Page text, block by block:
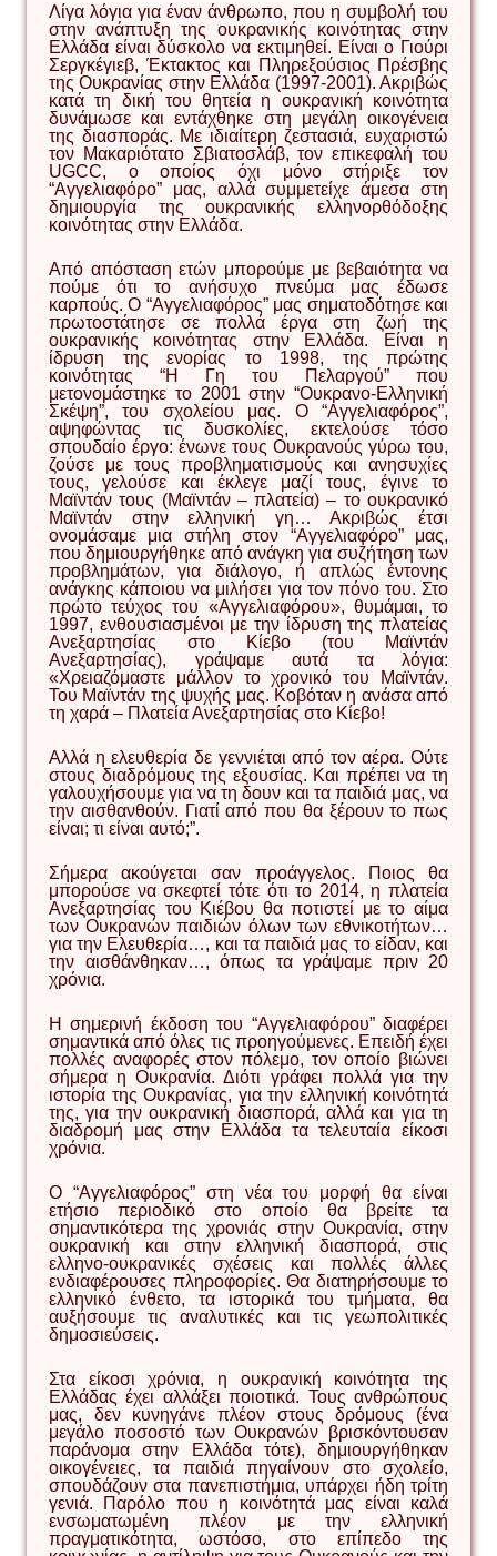
Λίγα λόγια για έναν άνθρωπο, που η συμβολή του
στην ανάπτυξη της ουκρανικής κοινότητας στην
Ελλάδα είναι δύσκολο να εκτιμηθεί. Είναι ο Γιούρι
Σεργκέγιεβ, Έκτακτος και Πληρεξούσιος Πρέσβης
της Ουκρανίας στην Ελλάδα (1997-2001). Ακριβώς
κατά τη δική του θητεία η ουκρανική κοινότητα
δυνάμωσε και εντάχθηκε στη μεγάλη οικογένεια
της διασποράς. Με ιδιαίτερη ζεστασιά, ευχαριστώ
τον Μακαριότατο Σβιατοσλάβ, τον επικεφαλή του
UGCC, ο οποίος όχι μόνο στήριξε τον
“Αγγελιαφόρο” μας, αλλά συμμετείχε άμεσα στη
δημιουργία της ουκρανικής ελληνορθόδοξης
κοινότητας στην Ελλάδα.
Από απόσταση ετών μπορούμε με βεβαιότητα να
πούμε ότι το ανήσυχο πνεύμα μας έδωσε
καρπούς. Ο “Αγγελιαφόρος” μας σηματοδότησε και
πρωτοστάτησε σε πολλά έργα στη ζωή της
ουκρανικής κοινότητας στην Ελλάδα. Είναι η
ίδρυση της ενορίας το 1998, της πρώτης
κοινότητας “Η Γη του Πελαργού” που
μετονομάστηκε το 2001 στην “Ουκρανο-Ελληνική
Σκέψη”, του σχολείου μας. Ο “Αγγελιαφόρος”,
αψηφώντας τις δυσκολίες, εκτελούσε τόσο
σπουδαίο έργο: ένωνε τους Ουκρανούς γύρω του,
ζούσε με τους προβληματισμούς και ανησυχίες
τους, γελούσε και έκλεγε μαζί τους, έγινε το
Μαϊντάν τους (Μαϊντάν – πλατεία) – το ουκρανικό
Μαϊντάν στην ελληνική γη… Ακριβώς έτσι
ονομάσαμε μια στήλη στον “Αγγελιαφόρο” μας,
που δημιουργήθηκε από ανάγκη για συζήτηση των
προβλημάτων, για διάλογο, ή απλώς έντονης
ανάγκης κάποιου να μιλήσει για τον πόνο του. Στο
πρώτο τεύχος του «Αγγελιαφόρου», θυμάμαι, το
1997, ενθουσιασμένοι με την ίδρυση της πλατείας
Ανεξαρτησίας στο Κίεβο (του Μαϊντάν
Ανεξαρτησίας), γράψαμε αυτά τα λόγια:
«Χρειαζόμαστε μάλλον το χρονικό του Μαϊντάν.
Του Μαϊντάν της ψυχής μας. Κοβόταν η ανάσα από
τη χαρά – Πλατεία Ανεξαρτησίας στο Κίεβο!
Αλλά η ελευθερία δε γεννιέται από τον αέρα. Ούτε
στους διαδρόμους της εξουσίας. Και πρέπει να τη
γαλουχήσουμε για να τη δουν και τα παιδιά μας, να
την αισθανθούν. Γιατί από που θα ξέρουν το πως
είναι; τι είναι αυτό;”.
Σήμερα ακούγεται σαν προάγγελος. Ποιος θα
μπορούσε να σκεφτεί τότε ότι το 2014, η πλατεία
Ανεξαρτησίας του Κιέβου θα ποτιστεί με το αίμα
των Ουκρανών παιδιών όλων των εθνικοτήτων…
για την Ελευθερία…, και τα παιδιά μας το είδαν, και
την αισθάνθηκαν…, όπως τα γράψαμε πριν 20
χρόνια.
Η σημερινή έκδοση του “Αγγελιαφόρου” διαφέρει
σημαντικά από όλες τις προηγούμενες. Επειδή έχει
πολλές αναφορές στον πόλεμο, τον οποίο βιώνει
σήμερα η Ουκρανία. Διότι γράφει πολλά για την
ιστορία της Ουκρανίας, για την ελληνική κοινότητά
της, για την ουκρανική διασπορά, αλλά και για τη
διαδρομή μας στην Ελλάδα τα τελευταία είκοσι
χρόνια.
Ο “Αγγελιαφόρος” στη νέα του μορφή θα είναι
ετήσιο περιοδικό στο οποίο θα βρείτε τα
σημαντικότερα της χρονιάς στην Ουκρανία, στην
ουκρανική και στην ελληνική διασπορά, στις
ελληνο-ουκρανικές σχέσεις και πολλές άλλες
ενδιαφέρουσες πληροφορίες. Θα διατηρήσουμε το
ελληνικό ένθετο, τα ιστορικά του τμήματα, θα
αυξήσουμε τις αναλυτικές και τις γεωπολιτικές
δημοσιεύσεις.
Στα είκοσι χρόνια, η ουκρανική κοινότητα της
Ελλάδας έχει αλλάξει ποιοτικά. Τους ανθρώπους
μας, δεν κυνηγάνε πλέον στους δρόμους (ένα
μεγάλο ποσοστό των Ουκρανών βρισκόντουσαν
παράνομα στην Ελλάδα τότε), δημιουργήθηκαν
οικογένειες, τα παιδιά πηγαίνουν στο σχολείο,
σπουδάζουν στα πανεπιστήμια, υπάρχει ήδη τρίτη
γενιά. Παρόλο που η κοινότητά μας είναι καλά
ενσωματωμένη πλέον με την ελληνική
πραγματικότητα, ωστόσο, στο επίπεδο της